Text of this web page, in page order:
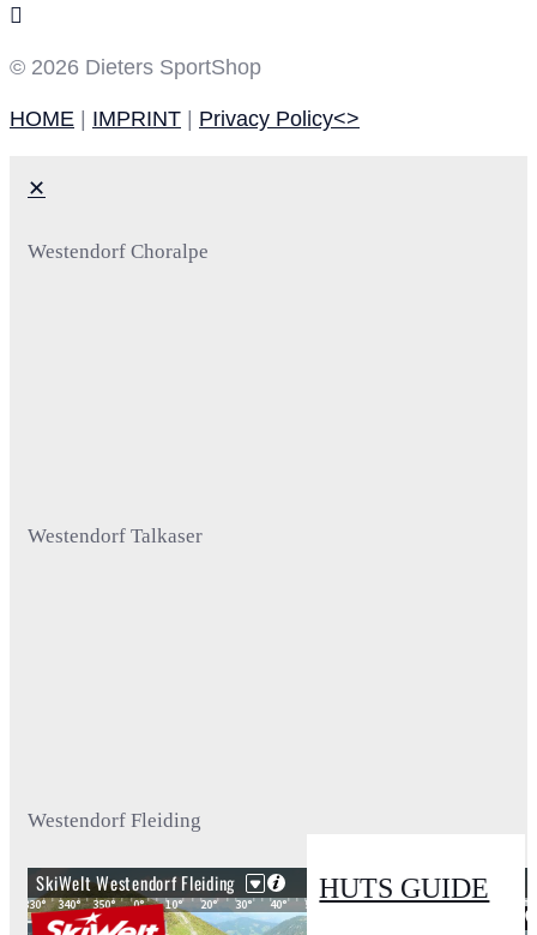
HUTS GUIDE
© 2026 Dieters SportShop
HOME IMPRINT Privacy Policy<>
✕
Westendorf Choralpe
Westendorf Talkaser
Westendorf Fleiding